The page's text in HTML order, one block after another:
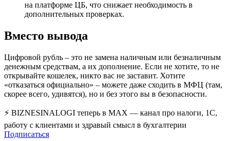
на платформе ЦБ, что снижает необходимость в
дополнительных проверках.
Вместо вывода
Цифровой рубль – это не замена наличным или безналичным
денежным средствам, а их дополнение. Если не хотите, то не
открывайте кошелек, никто вас не заставит. Хотите
«отказаться официально» – можете даже сходить в МФЦ (там,
скорее всего, удивятся), но и без этого вы в безопасности.
⚡ BIZNESINALOGI теперь в MAX — канал про налоги, 1С,
работу с клиентами и здравый смысл в бухгалтерии
Подписаться